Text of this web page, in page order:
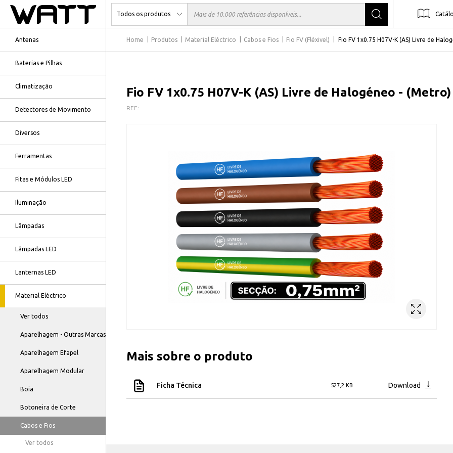
Antenas
Baterias e Pilhas
Climatização
Detectores de Movimento
Diversos
Ferramentas
Fitas e Módulos LED
Iluminação
Lâmpadas
Lâmpadas LED
Lanternas LED
Material Eléctrico
Ver todos
Aparelhagem - Outras Marcas
Aparelhagem Efapel
Aparelhagem Modular
Boia
Botoneira de Corte
Cabos e Fios
Ver todos
Home Produtos Material Eléctrico Cabos e Fios Fio FV (Fléxivel) Fio FV 1x0.75 H07V-K (AS) Livre de
Fio FV 1x0.75 H07V-K (AS) Livre de Halogéneo - (Metro)
REF.:
Mais sobre o produto
Ficha Técnica 527,2 KB Download